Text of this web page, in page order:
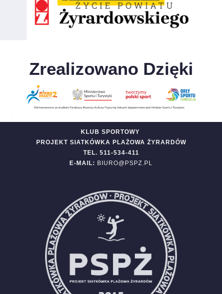
Zrealizowano Dzięki
KLUB SPORTOWY
PROJEKT SIATKÓWKA PLAŻOWA ŻYRARDÓW
TEL. 511-534-411
E-MAIL: BIURO@PSPZ.PL